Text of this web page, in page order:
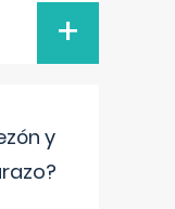
+
y